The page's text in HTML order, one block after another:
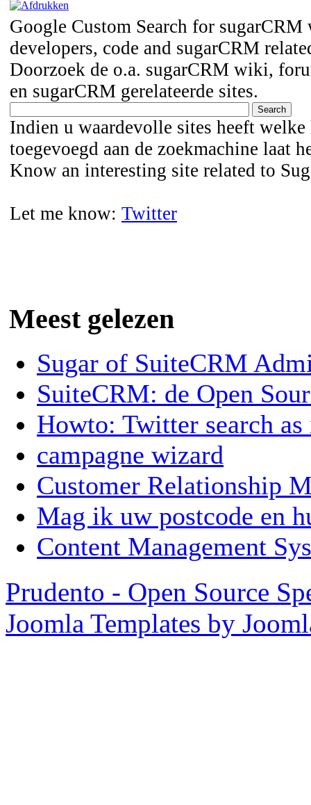
Google Custom Search for
developers, code and sugarCRM
Doorzoek de o.a. sugarCRM wiki,
en sugarCRM gerelateerde sites.
Indien u waardevolle sites heeft
toegevoegd aan de zoekmachine laat
Know an interesting site related to
Let me know: Twitter
Meest gelezen
Sugar of SuiteCRM
SuiteCRM: de Open
Howto: Twitter search
campagne wizard
Customer Relationship
Mag ik uw postcode en
Content Management
Prudento - Open Source
Joomla Templates by